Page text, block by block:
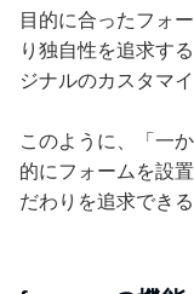
目的に合ったフォ
り独自性を追求す
ジナルのカスタマ
このように、「一
的にフォームを設
だわりを追求でき